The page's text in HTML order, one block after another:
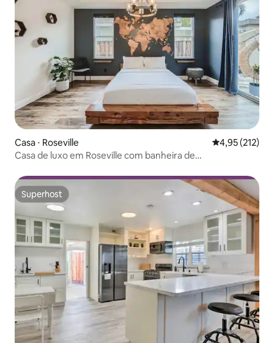
Casa ⋅ Roseville 4,95 de uma
4,95 (212)
Casa de luxo em Roseville com banheira de
Superhost
Superhost